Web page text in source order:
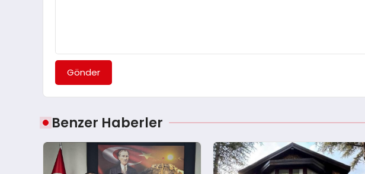
Gönder
Benzer Haberler